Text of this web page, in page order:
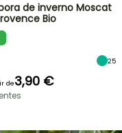
de inverno Moscat
Bio
25
de3,90 €